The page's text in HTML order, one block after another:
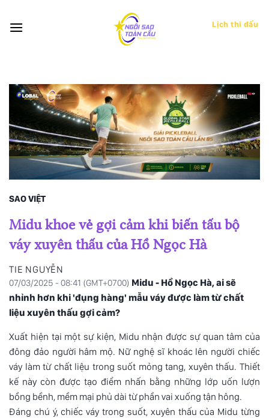
qua
Lịch thi đấu
SAO VIỆT
Midu khoe vẻ gợi cảm khi biến tấu bộ
váy xuyên thấu của Hồ Ngọc Hà
TIE NGUYỄN
07/03/2025 - 08:41 (GMT+0700) Midu - Hồ Ngọc Hà, ai sẽ
nhỉnh hơn khi 'đụng hàng' mẫu váy được làm từ chất
liệu xuyên thấu gợi cảm?
Xuất hiện tại một sự kiện, Midu nhận được sự quan tâm của
đông đảo người hâm mộ. Nữ nghệ sĩ khoác lên người chiếc
váy làm từ chất liệu trong suốt mỏng tang, xuyên thấu. Thiết
kế này còn được tạo điểm nhấn bằng những lớp uốn lượn
bồng bềnh, mềm mại phủ dài từ phần vai xuống tận hông.
Đáng chú ý, chiếc váy trong suốt, xuyên thấu của Midu từng